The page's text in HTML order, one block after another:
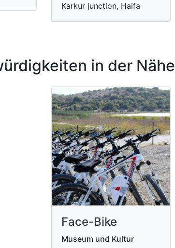
Karkur junction, Haifa
in der Nähe
Face-Bike
Museum und Kultur